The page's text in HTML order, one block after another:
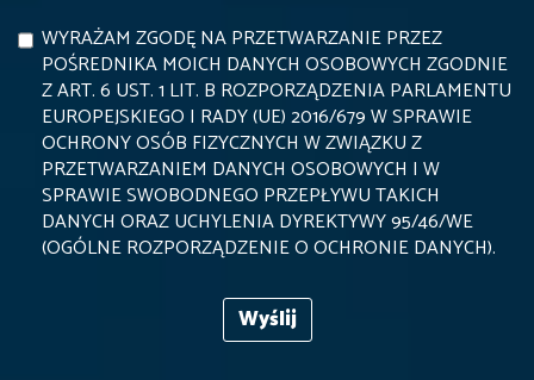
WYRAŻAM ZGODĘ NA PRZETWARZANIE PRZEZ
POŚREDNIKA MOICH DANYCH OSOBOWYCH ZGODNIE
Z ART. 6 UST. 1 LIT. B ROZPORZĄDZENIA PARLAMENTU
EUROPEJSKIEGO I RADY (UE) 2016/679 W SPRAWIE
OCHRONY OSÓB FIZYCZNYCH W ZWIĄZKU Z
PRZETWARZANIEM DANYCH OSOBOWYCH I W
SPRAWIE SWOBODNEGO PRZEPŁYWU TAKICH
DANYCH ORAZ UCHYLENIA DYREKTYWY 95/46/WE
(OGÓLNE ROZPORZĄDZENIE O OCHRONIE DANYCH).